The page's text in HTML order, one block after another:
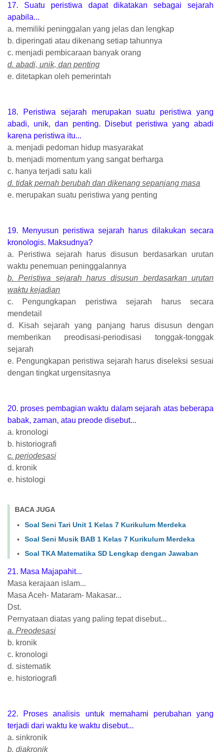
17. Suatu peristiwa dapat dikatakan sebagai sejarah
apabila...
a. memiliki peninggalan yang jelas dan lengkap
b. diperingati atau dikenang setiap tahunnya
c. menjadi pembicaraan banyak orang
d. abadi, unik, dan penting
e. ditetapkan oleh pemerintah
18. Peristiwa sejarah merupakan suatu peristiwa yang
abadi, unik, dan penting. Disebut peristiwa yang abadi
karena peristiwa itu...
a. menjadi pedoman hidup masyarakat
b. menjadi momentum yang sangat berharga
c. hanya terjadi satu kali
d. tidak pernah berubah dan dikenang sepanjang masa
e. merupakan suatu peristiwa yang penting
19. Menyusun peristiwa sejarah harus dilakukan secara
kronologis. Maksudnya?
a. Peristiwa sejarah harus disusun berdasarkan urutan
waktu penemuan peninggalannya
b. Peristiwa sejarah harus disusun berdasarkan urutan
waktu kejadian
c. Pengungkapan peristiwa sejarah harus secara
mendetail
d. Kisah sejarah yang panjang harus disusun dengan
memberikan preodisasi-periodisasi tonggak-tonggak
sejarah
e. Pengungkapan peristiwa sejarah harus diseleksi sesuai
dengan tingkat urgensitasnya
20. proses pembagian waktu dalam sejarah atas beberapa
babak, zaman, atau preode disebut...
a. kronologi
b. historiografi
c. periodesasi
d. kronik
e. histologi
BACA JUGA
Soal Seni Tari Unit 1 Kelas 7 Kurikulum Merdeka
Soal Seni Musik BAB 1 Kelas 7 Kurikulum Merdeka
Soal TKA Matematika SD Lengkap dengan Jawaban
21. Masa Majapahit...
Masa kerajaan islam...
Masa Aceh- Mataram- Makasar...
Dst.
Pernyataan diatas yang paling tepat disebut...
a. Preodesasi
b. kronik
c. kronologi
d. sistematik
e. historiografi
22. Proses analisis untuk memahami perubahan yang
terjadi dari waktu ke waktu disebut...
a. sinkronik
b. diakronik